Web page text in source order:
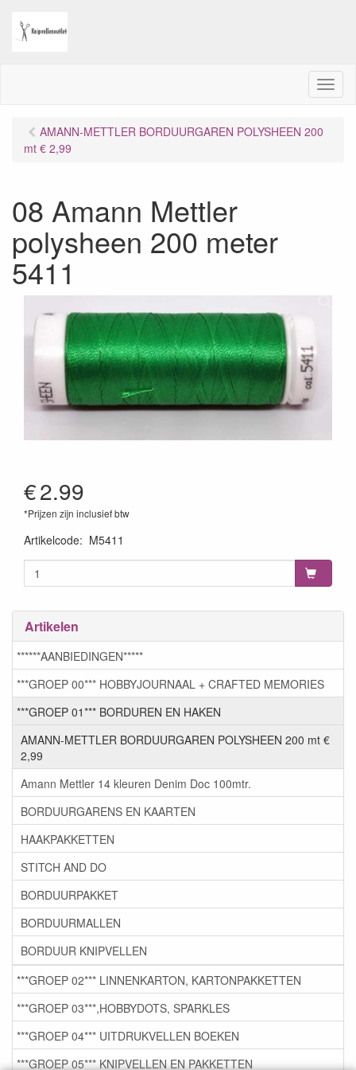
M
e
AMANN-METTLER BORDUURGAREN POLYSHEEN 200
mt € 2,99
08 Amann Mettler
polysheen 200 meter
5411
€2.99
*Prijzen zijn inclusief btw
Artikelcode: M5411
Artikelen
******AANBIEDINGEN*****
***GROEP 00*** HOBBYJOURNAAL + CRAFTED MEMORIES
***GROEP 01*** BORDUREN EN HAKEN
AMANN-METTLER BORDUURGAREN POLYSHEEN 200 mt €
2,99
Amann Mettler 14 kleuren Denim Doc 100mtr.
BORDUURGARENS EN KAARTEN
HAAKPAKKETTEN
STITCH AND DO
BORDUURPAKKET
BORDUURMALLEN
BORDUUR KNIPVELLEN
***GROEP 02*** LINNENKARTON, KARTONPAKKETTEN
***GROEP 03***,HOBBYDOTS, SPARKLES
***GROEP 04*** UITDRUKVELLEN BOEKEN
***GROEP 05*** KNIPVELLEN EN PAKKETTEN